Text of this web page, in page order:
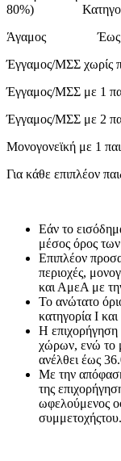
80%) Κατηγορία
Άγαμος Έως
Έγγαμος/ΜΣΣ
Έγγαμος/ΜΣΣ με
Έγγαμος/ΜΣΣ με
Μονογονεϊκή με
Για κάθε
Εάν το
μέσος όρος
Επιπλέον
περιοχές,
και ΑμεΑ με
Το ανώτατο
κατηγορία Ι
Η επιχορήγηση
χώρων, ενώ το
ανέλθει έως
Με την
της
ωφελούμενος
συμμετοχήςτου.